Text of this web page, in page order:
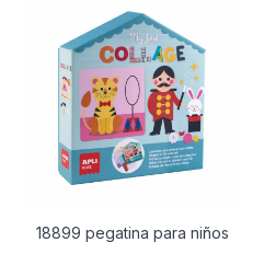
18899 pegatina para niños